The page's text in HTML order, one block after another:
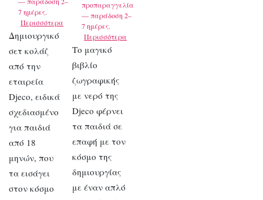
7 ημέρες.
Περισσότερα
Δημιουργικό
σετ κολάζ
από την
εταιρεία
Djeco, ειδικά
σχεδιασμένο
για παιδιά
από 18
μηνών, που
τα εισάγει
στον κόσμο
προπαραγγελία
— παράδοση 2–
7 ημέρες.
Περισσότερα
Το μαγικό
βιβλίο
ζωγραφικής
με νερό της
Djeco φέρνει
τα παιδιά σε
επαφή με τον
κόσμο της
δημιουργίας
με έναν απλό